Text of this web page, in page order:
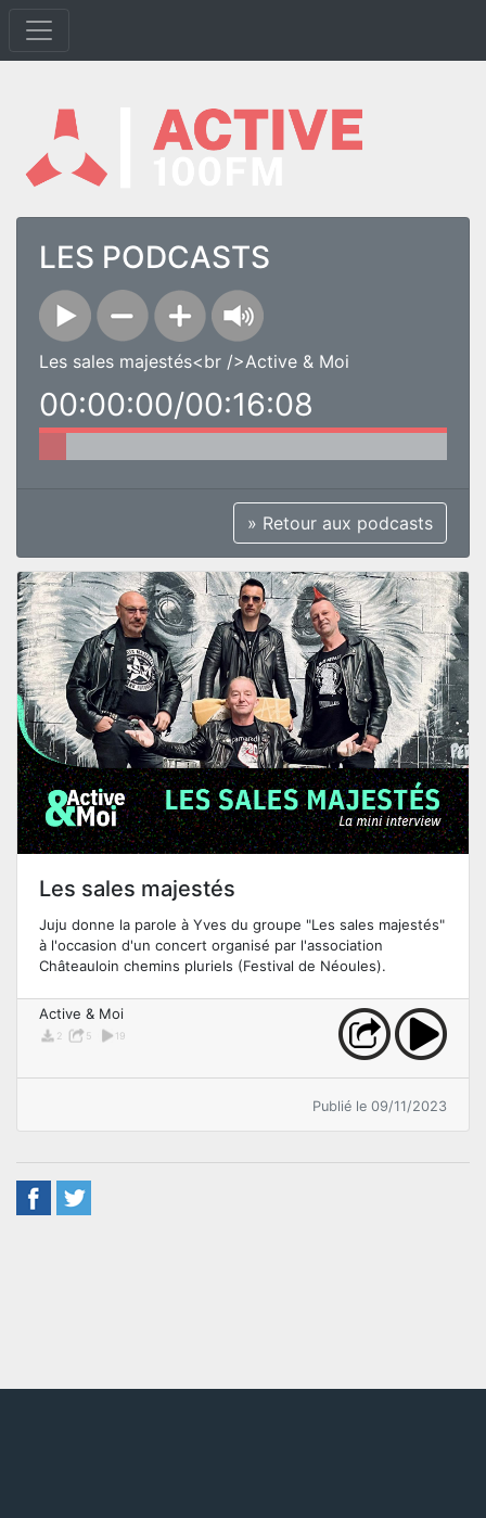
LES PODCASTS
Les sales majestés<br />Active & Moi
00:00:00/00:16:08
» Retour aux podcasts
Les sales majestés
Juju donne la parole à Yves du groupe "Les sales majestés"
à l'occasion d'un concert organisé par l'association
Châteauloin chemins pluriels (Festival de Néoules).
Active & Moi
2 5 19
Publié le 09/11/2023